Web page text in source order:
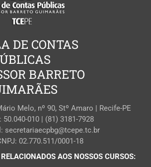
DE CONTAS
BARRETO
Melo, nº 90, Stº Amaro | Recife-PE
50.040-010 | (81) 3181-7928
secretariaecpbg@tcepe.tc.br
02.770.511/0001-18
AOS NOSSOS CURSOS: